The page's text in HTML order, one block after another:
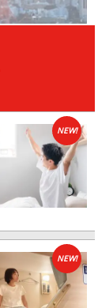
NEW!
NEW!